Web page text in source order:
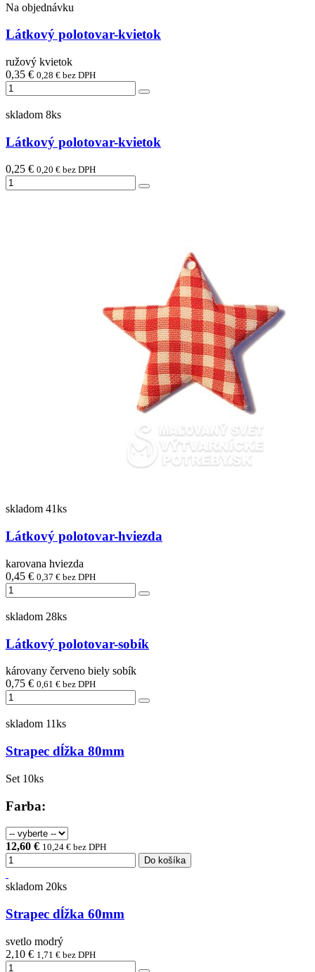
Na objednávku
Látkový polotovar-kvietok
ružový kvietok
0,35 € 0,28 € bez DPH
skladom 8ks
Látkový polotovar-kvietok
0,25 € 0,20 € bez DPH
skladom 41ks
Látkový polotovar-hviezda
karovana hviezda
0,45 € 0,37 € bez DPH
skladom 28ks
Látkový polotovar-sobík
károvany červeno biely sobík
0,75 € 0,61 € bez DPH
skladom 11ks
Strapec dĺžka 80mm
Set 10ks
Farba:
12,60 € 10,24 € bez DPH
Do košíka
skladom 20ks
Strapec dĺžka 60mm
svetlo modrý
2,10 € 1,71 € bez DPH